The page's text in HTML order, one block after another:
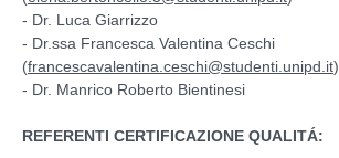
- Dr. Luca Giarrizzo
- Dr.ssa Francesca Valentina Ceschi
(francescavalentina.ceschi@studenti.unipd.it)
- Dr. Manrico Roberto Bientinesi
REFERENTI CERTIFICAZIONE QUALITÁ: